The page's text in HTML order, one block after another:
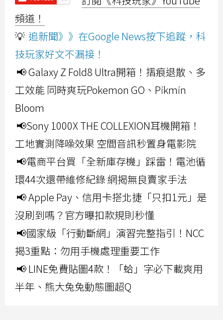
頻道！
💡 追新聞》》在Google News按下追蹤，科
技玩家好文不漏接！
📢 Galaxy Z Fold8 Ultra開箱！摺痕退散、多
工效能 同時爽玩Pokemon GO、Pikmin
Bloom
📢Sony 1000X THE COLLEXION耳機開箱！
工地實測降噪效果 空間音訊秒置身電影院
📢電商平台買「全新庫存機」踩雷！電池循
環44次還帶維修紀錄 網揭無良賣家手法
📢 Apple Pay、信用卡搭北捷「只扣1元」是
沒刷到嗎？官方曝扣款規則秒懂
📢國家級「行動斷網」演習完整指引！NCC
揭3重點：勿用手機處理重要工作
📢 LINE免費貼圖4款！「蛤」字必下載爽用
半年、熊大兔兔動態圖超Q